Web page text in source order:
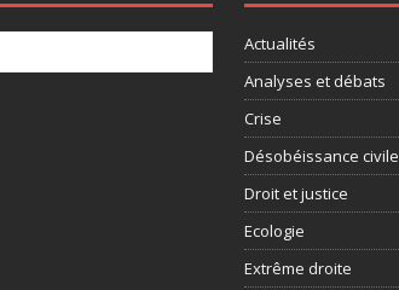
Actualités
Analyses et débats
Crise
Désobéissance civile
Droit et justice
Ecologie
Extrême droite